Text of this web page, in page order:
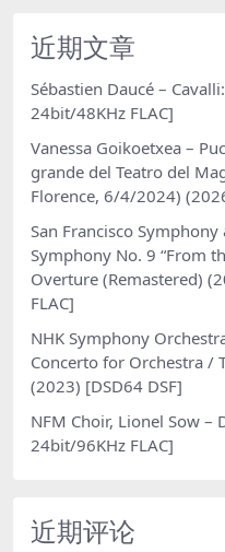
近期文章
Sébastien Daucé –
24bit/48KHz FLAC]
Vanessa Goikoetxea –
grande del Teatro del
Florence, 6/4/2024)
San Francisco
Symphony No. 9 “From
Overture (Remastered)
FLAC]
NHK Symphony
Concerto for Orchestra /
(2023) [DSD64 DSF]
NFM Choir, Lionel Sow –
24bit/96KHz FLAC]
近期评论